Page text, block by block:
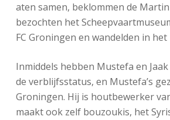
aten samen, beklommen de
bezochten het
FC Groningen en wandelden in het
Inmiddels hebben Mustefa en
de verblijfsstatus, en Mustefa’s
Groningen. Hij is houtbewerker
maakt ook zelf bouzoukis, het